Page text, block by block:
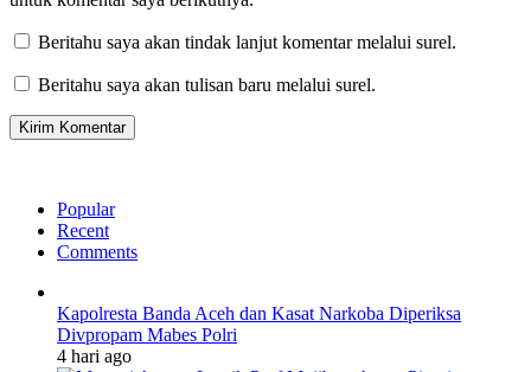
Beritahu saya akan tindak lanjut komentar melalui surel.
Beritahu saya akan tulisan baru melalui surel.
Popular
Recent
Comments
Kapolresta Banda Aceh dan Kasat Narkoba Diperiksa
Divpropam Mabes Polri
4 hari ago